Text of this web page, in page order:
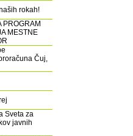
rokah!
PROGRAM
MESTNE
Čuj,
Sveta za
javnih